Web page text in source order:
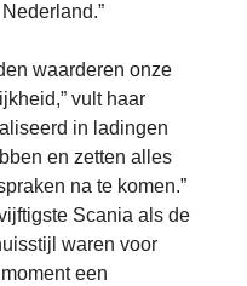
waarderen onze
vult haar
in ladingen
en zetten alles
na te komen.”
Scania als de
waren voor
een